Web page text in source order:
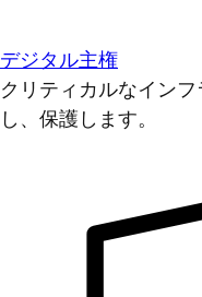
デジタル主権
クリティカルなイン
し、保護します。